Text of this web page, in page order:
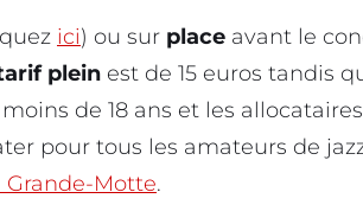
ici) ou sur place avant le
plein est de 15 euros tandis
de 18 ans et les allocataires
pour tous les amateurs de
Grande-Motte.